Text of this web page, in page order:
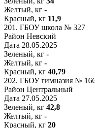
Желтый, кг -
Красный, кг 11,9
201. ГБОУ школа № 327
Район Невский
Дата 28.05.2025
Зеленый, кг -
Желтый, кг -
Красный, кг 40,79
202. ГБОУ гимназия №
Район Центральный
Дата 27.05.2025
Зеленый, кг 42,8
Желтый, кг -
Красный, кг 20